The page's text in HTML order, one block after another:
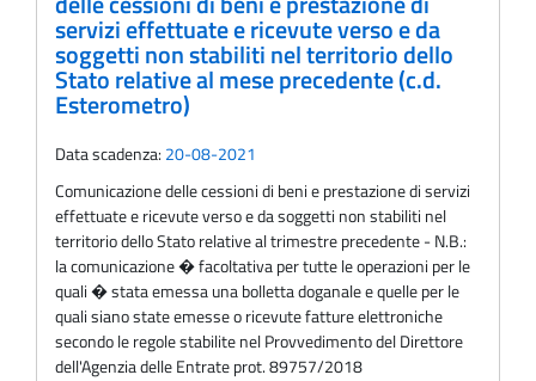
servizi effettuate e ricevute verso e da
soggetti non stabiliti nel territorio dello
Stato relative al mese precedente (c.d.
Esterometro)
Data scadenza: 20-08-2021
Comunicazione delle cessioni di beni e prestazione di servizi
effettuate e ricevute verso e da soggetti non stabiliti nel
territorio dello Stato relative al trimestre precedente - N.B.:
la comunicazione � facoltativa per tutte le operazioni per le
quali � stata emessa una bolletta doganale e quelle per le
quali siano state emesse o ricevute fatture elettroniche
secondo le regole stabilite nel Provvedimento del Direttore
dell'Agenzia delle Entrate prot. 89757/2018